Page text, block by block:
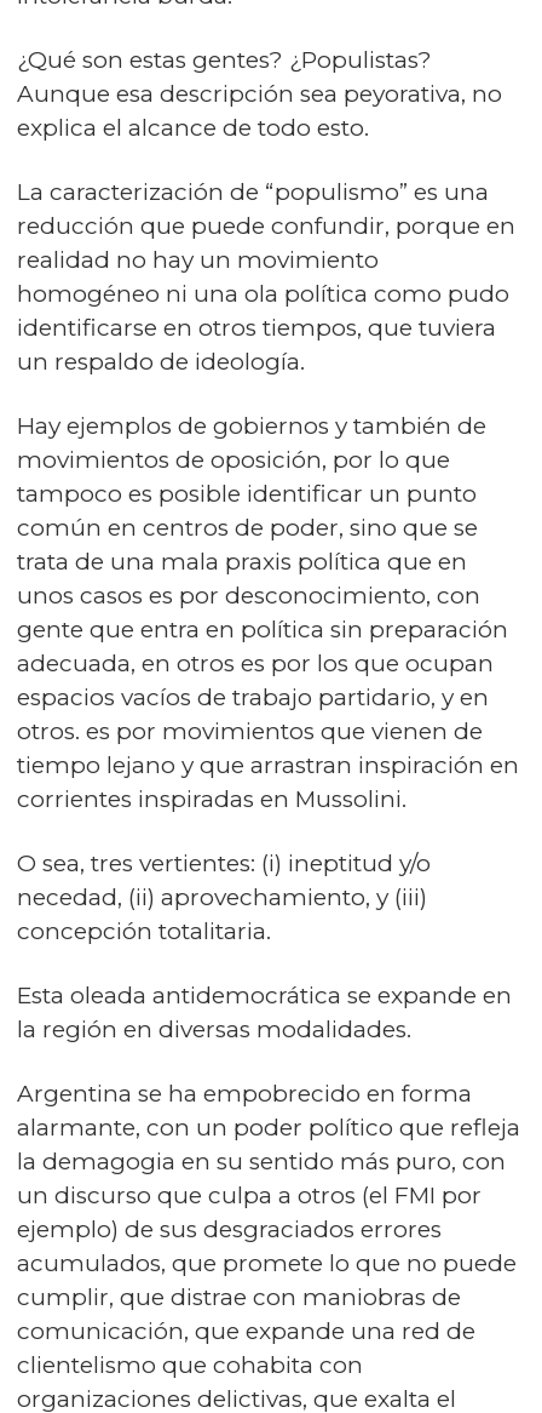
¿Qué son estas gentes? ¿Populistas?
Aunque esa descripción sea peyorativa, no
explica el alcance de todo esto.
La caracterización de “populismo” es una
reducción que puede confundir, porque en
realidad no hay un movimiento
homogéneo ni una ola política como pudo
identificarse en otros tiempos, que tuviera
un respaldo de ideología.
Hay ejemplos de gobiernos y también de
movimientos de oposición, por lo que
tampoco es posible identificar un punto
común en centros de poder, sino que se
trata de una mala praxis política que en
unos casos es por desconocimiento, con
gente que entra en política sin preparación
adecuada, en otros es por los que ocupan
espacios vacíos de trabajo partidario, y en
otros. es por movimientos que vienen de
tiempo lejano y que arrastran inspiración en
corrientes inspiradas en Mussolini.
O sea, tres vertientes: (i) ineptitud y/o
necedad, (ii) aprovechamiento, y (iii)
concepción totalitaria.
Esta oleada antidemocrática se expande en
la región en diversas modalidades.
Argentina se ha empobrecido en forma
alarmante, con un poder político que refleja
la demagogia en su sentido más puro, con
un discurso que culpa a otros (el FMI por
ejemplo) de sus desgraciados errores
acumulados, que promete lo que no puede
cumplir, que distrae con maniobras de
comunicación, que expande una red de
clientelismo que cohabita con
organizaciones delictivas, que exalta el